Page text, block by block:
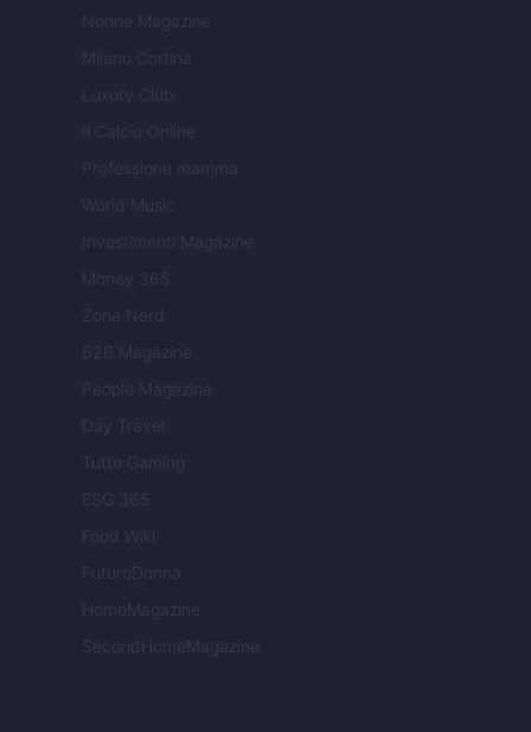
Nonne Magazine
Milano Cortina
Luxury Club
Il Calcio Online
Professione mamma
World Music
Investimenti Magazine
Money 365
Zona Nerd
B2B Magazine
People Magazine
Day Travel
Tutto Gaming
ESG 365
Food Wiki
FuturoDonna
HomeMagazine
SecondHomeMagazine